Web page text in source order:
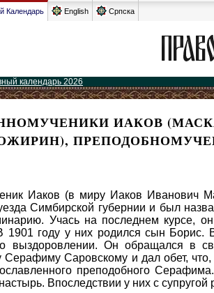
Календарь English Српска
календарь 2026
ИАКОВ
Иаков (в миру Иаков Иванович
Симбирской губернии и был
Учась на последнем курсе,
1901 году у них родился сын Борис.
выздоровлении. Он обращался в
Серафиму Саровскому и дал обет,
преподобного
Впоследствии у них с супругой